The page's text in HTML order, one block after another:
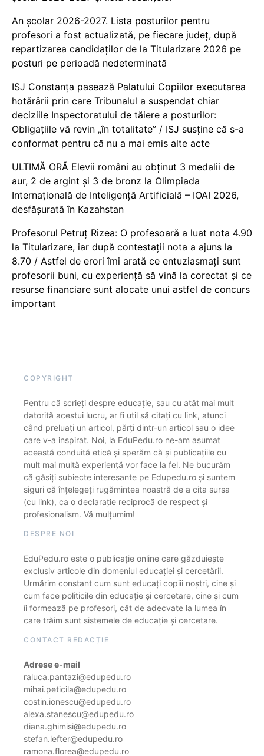
An școlar 2026-2027. Lista posturilor pentru
profesori a fost actualizată, pe fiecare județ, după
repartizarea candidaților de la Titularizare 2026 pe
posturi pe perioadă nedeterminată
ISJ Constanța pasează Palatului Copiilor executarea
hotărârii prin care Tribunalul a suspendat chiar
deciziile Inspectoratului de tăiere a posturilor:
Obligațiile vă revin „în totalitate” / ISJ susține că s-a
conformat pentru că nu a mai emis alte acte
ULTIMĂ ORĂ Elevii români au obținut 3 medalii de
aur, 2 de argint și 3 de bronz la Olimpiada
Internațională de Inteligență Artificială – IOAI 2026,
desfășurată în Kazahstan
Profesorul Petruț Rizea: O profesoară a luat nota 4.90
la Titularizare, iar după contestații nota a ajuns la
8.70 / Astfel de erori îmi arată ce entuziasmați sunt
profesorii buni, cu experiență să vină la corectat și ce
resurse financiare sunt alocate unui astfel de concurs
important
COPYRIGHT
Pentru că scrieți despre educație, sau cu atât mai mult
datorită acestui lucru, ar fi util să citați cu link, atunci
când preluați un articol, părți dintr-un articol sau o idee
care v-a inspirat. Noi, la EduPedu.ro ne-am asumat
această conduită etică și sperăm că și publicațiile cu
mult mai multă experiență vor face la fel. Ne bucurăm
că găsiți subiecte interesante pe Edupedu.ro și suntem
siguri că înțelegeți rugămintea noastră de a cita sursa
(cu link), ca o declarație reciprocă de respect și
profesionalism. Vă mulțumim!
DESPRE NOI
EduPedu.ro este o publicație online care găzduiește
exclusiv articole din domeniul educației și cercetării.
Urmărim constant cum sunt educați copiii noștri, cine și
cum face politicile din educație și cercetare, cine și cum
îi formează pe profesori, cât de adecvate la lumea în
care trăim sunt sistemele de educație și cercetare.
CONTACT REDACȚIE
Adrese e-mail
raluca.pantazi@edupedu.ro
mihai.peticila@edupedu.ro
costin.ionescu@edupedu.ro
alexa.stanescu@edupedu.ro
diana.ghimisi@edupedu.ro
stefan.lefter@edupedu.ro
ramona.florea@edupedu.ro